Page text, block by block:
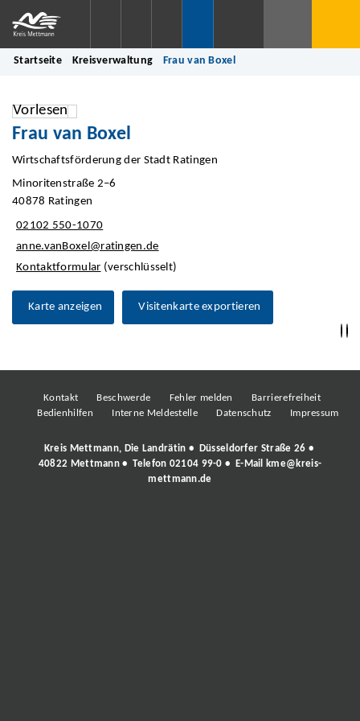
Startseite Kreisverwaltung Frau van Boxel
Vorlesen
Frau van Boxel
Wirtschaftsförderung der Stadt Ratingen
Minoritenstraße 2–6
40878 Ratingen
02102 550-1070
anne.vanBoxel@ratingen.de
Kontaktformular (verschlüsselt)
Karte anzeigen Visitenkarte exportieren
Kontakt Beschwerde Fehler melden
Barrierefreiheit
Bedienhilfen
Interne Meldestelle Datenschutz Impressum
Kreis Mettmann, Die Landrätin • Düsseldorfer Straße 26 •
40822 Mettmann • Telefon 02104 99-0 • E-Mail
kme@kreis-
mettmann.de